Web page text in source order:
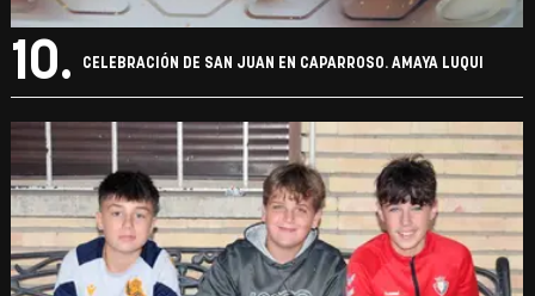
10. CELEBRACIÓN DE SAN JUAN EN CAPARROSO. AMAYA LUQUI